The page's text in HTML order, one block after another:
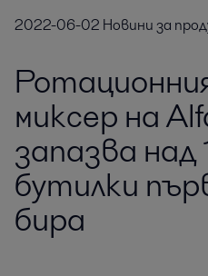
2022-06-02 Новини за
миксер на
запазва
бутилки
бира